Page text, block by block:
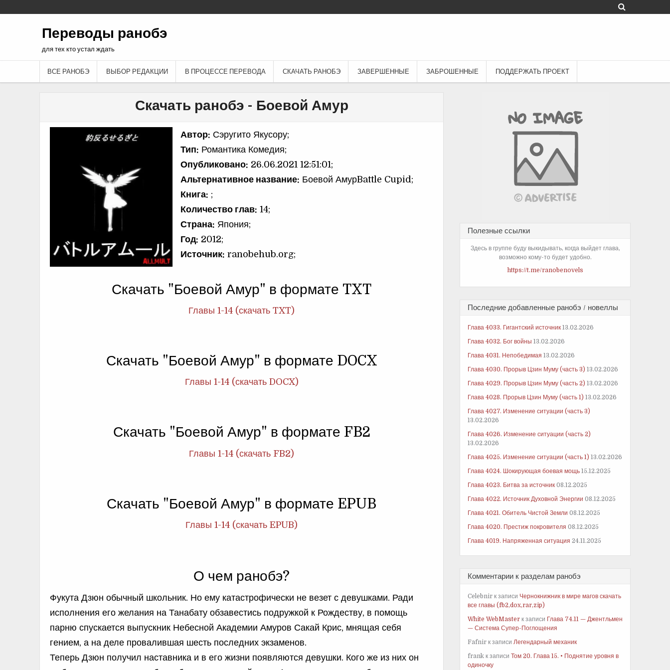
Переводы ранобэ
для тех кто устал ждать
ВСЕ РАНОБЭ ВЫБОР РЕДАКЦИИ В ПРОЦЕССЕ ПЕРЕВОДА СКАЧАТЬ РАНОБЭ ЗАВЕРШЕННЫЕ ЗАБРОШЕННЫЕ ПОДДЕРЖАТЬ ПРОЕКТ
Скачать ранобэ - Боевой Амур
Автор: Сэругито Якусору;
Тип: Романтика Комедия;
Опубликовано: 26.06.2021 12:51:01;
Альтернативное название: Боевой АмурBattle Cupid;
Книга: ;
Количество глав: 14;
Страна: Япония;
Год: 2012;
Источник: ranobehub.org;
Скачать "Боевой Амур" в формате TXT
Главы 1-14 (скачать TXT)
Скачать "Боевой Амур" в формате DOCX
Главы 1-14 (скачать DOCX)
Скачать "Боевой Амур" в формате FB2
Главы 1-14 (скачать FB2)
Скачать "Боевой Амур" в формате EPUB
Главы 1-14 (скачать EPUB)
О чем ранобэ?
Фукута Дзюн обычный школьник. Но ему катастрофически не везет с девушками. Ради
исполнения его желания на Танабату обзавестись подружкой к Рождеству, в помощь
парню спускается выпускник Небесной Академии Амуров Сакай Крис, мнящая себя
гением, а на деле провалившая шесть последних экзаменов.
Теперь Дзюн получил наставника и в его жизни появляются девушки. Кого же из них он
Полезные ссылки
Здесь в группе буду выкидывать, когда выйдет глава,
возможно кому-то будет удобно.
https://t.me/ranobenovels
Последние добавленные ранобэ / новеллы
Глава 4033. Гигантский источник 13.02.2026
Глава 4032. Бог войны 13.02.2026
Глава 4031. Непобедимая 13.02.2026
Глава 4030. Прорыв Цзин Муму (часть 3) 13.02.2026
Глава 4029. Прорыв Цзин Муму (часть 2) 13.02.2026
Глава 4028. Прорыв Цзин Муму (часть 1) 13.02.2026
Глава 4027. Изменение ситуации (часть 3)
13.02.2026
Глава 4026. Изменение ситуации (часть 2)
13.02.2026
Глава 4025. Изменение ситуации (часть 1) 13.02.2026
Глава 4024. Шокирующая боевая мощь 15.12.2025
Глава 4023. Битва за источник 08.12.2025
Глава 4022. Источник Духовной Энергии 08.12.2025
Глава 4021. Обитель Чистой Земли 08.12.2025
Глава 4020. Престиж покровителя 08.12.2025
Глава 4019. Напряженная ситуация 24.11.2025
Комментарии к разделам ранобэ
Celebnir к записи Чернокнижник в мире магов скачать
все главы (fb2,dox,rar,zip)
White WebMaster к записи Глава 74.11 — Джентльмен
— Система Супер-Поглощения
Fafnir к записи Легендарный механик
frank к записи Том 20. Глава 15. • Поднятие уровня в
одиночку